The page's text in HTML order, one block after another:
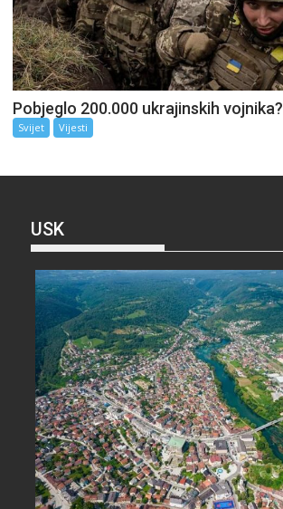
Pobjeglo 200.000 ukrajinskih vojnika?
Svijet Vijesti
USK